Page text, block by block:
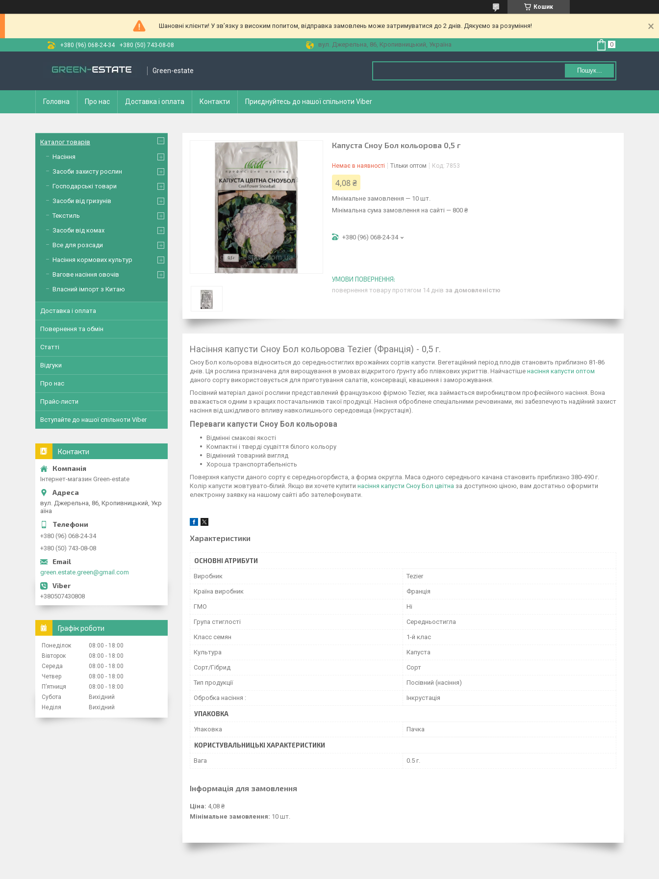
Кошик
Шановні клієнти! У зв’язку з високим попитом, відправка замовлень може затримуватися до 2 днів. Дякуємо за розуміння!
+380 (96) 068-24-34 +380 (50) 743-08-08 вул. Джерельна, 86, Кропивницький, Україна
Green-estate Пошук...
Головна Про нас Доставка і оплата Контакти Приєднуйтесь до нашої спільноти Viber
Капуста Сноу Бол кольорова 0,5 г
Немає в наявності Тільки оптом Код: 7853
4,08 ₴
Мінімальне замовлення — 10 шт.
Мінімальна сума замовлення на сайті — 800 ₴
+380 (96) 068-24-34
повернення товару протягом 14 днів за домовленістю
Насіння капусти Сноу Бол кольорова Tezier (Франція) - 0,5 г.
Сноу Бол кольорова відноситься до середньостиглих врожайних сортів капусти. Вегетаційний період плодів становить приблизно 81-86
днів. Ця рослина призначена для вирощування в умовах відкритого ґрунту або плівкових укриттів. Найчастіше насіння капусти оптом
даного сорту використовується для приготування салатів, консервації, квашення і заморожування.
Посівний матеріал даної рослини представлений французькою фірмою Tezier, яка займається виробництвом професійного насіння. Вона
вважається одним з кращих постачальників такої продукції. Насіння оброблене спеціальними речовинами, які забезпечують надійний захист
насіння від шкідливого впливу навколишнього середовища (інкрустація).
Переваги капусти Сноу Бол кольорова
Відмінні смакові якості
Компактні і тверді суцвіття білого кольору
Відмінний товарний вигляд
Хороша транспортабельність
Поверхня капусти даного сорту є середньогорбиста, а форма округла. Маса одного середнього качана становить приблизно 380-490 г.
Колір капусти жовтувато-білий. Якщо ви хочете купити насіння капусти Сноу Бол цвітна за доступною ціною, вам достатньо оформити
електронну заявку на нашому сайті або зателефонувати.
Характеристики
ОСНОВНІ АТРИБУТИ
Виробник Tezier
Країна виробник Франція
ГМО Ні
Група стиглості Середньостигла
Класс семян 1-й клас
Культура Капуста
Сорт/Гібрид Сорт
Тип продукції Посівний (насіння)
Обробка насіння : Інкрустація
УПАКОВКА
Упаковка Пачка
КОРИСТУВАЛЬНИЦЬКІ ХАРАКТЕРИСТИКИ
Вага 0.5 г.
Інформація для замовлення
Ціна: 4,08 ₴
Мінімальне замовлення: 10 шт.
Каталог товарів
Насіння
Засоби захисту рослин
Господарські товари
Засоби від гризунів
Текстиль
Засоби від комах
Все для розсади
Насіння кормових культур
Вагове насіння овочів
Власний імпорт з Китаю
Доставка і оплата
Повернення та обмін
Статті
Відгуки
Про нас
Прайс-листи
Вступайте до нашої спільноти Viber
Контакти
Інтернет-магазин Green-estate
вул. Джерельна, 86, Кропивницький, Укр
аїна
+380 (96) 068-24-34
+380 (50) 743-08-08
green.estate.green@gmail.com
+380507430808
Графік роботи
Понеділок 08:00
18:00
Вівторок
08:00
18:00
Середа
08:00
18:00
Четвер
08:00
18:00
Пʼятниця
08:00
18:00
Субота
Вихідний
Неділя
Вихідний